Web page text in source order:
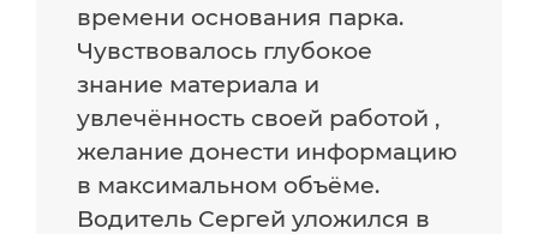
времени основания парка.
Чувствовалось глубокое
знание материала и
увлечённость своей работой ,
желание донести информацию
в максимальном объёме.
Водитель Сергей уложился в